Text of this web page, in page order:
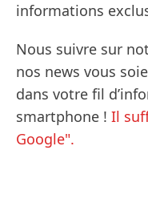
informations
Nous suivre sur
nos news vous
dans votre fil
smartphone ! Il
Google".